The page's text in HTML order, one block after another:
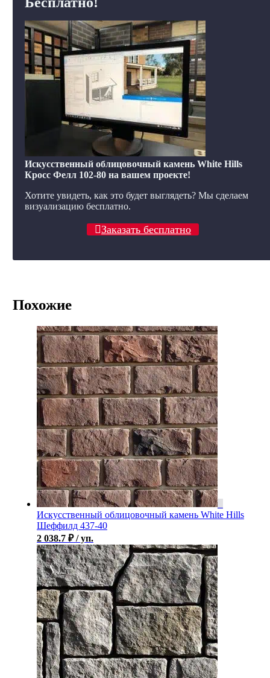
Искусственный облицовочный камень White Hills
Кросс Фелл 102-80 на вашем проекте!
Хотите увидеть, как это будет выглядеть? Мы сделаем
визуализацию бесплатно.
Заказать бесплатно
Похожие
Искусственный облицовочный камень White Hills
Шеффилд 437-40
2 038.7 ₽ / уп.